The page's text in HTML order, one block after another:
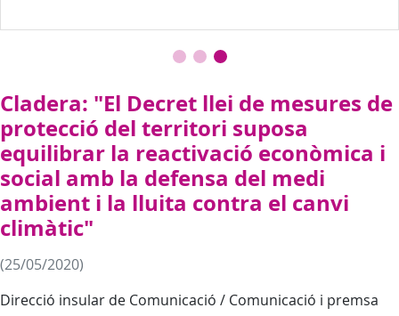
Cladera: "El Decret llei de mesures de
protecció del territori suposa
equilibrar la reactivació econòmica i
social amb la defensa del medi
ambient i la lluita contra el canvi
climàtic"
(25/05/2020)
Direcció insular de Comunicació / Comunicació i premsa